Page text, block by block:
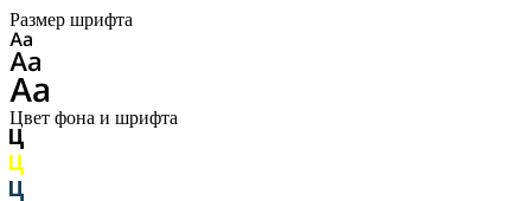
Размер шрифта
Цвет фона и шрифта